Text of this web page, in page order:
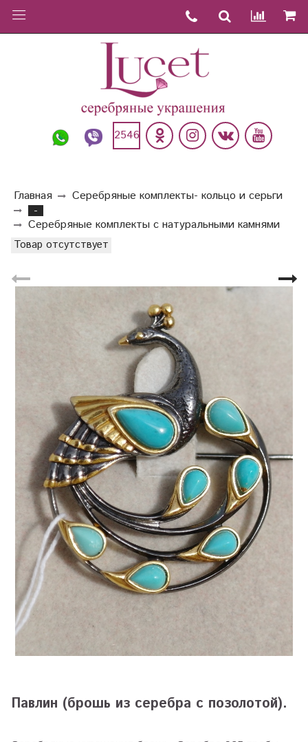
2546
Главная
Серебряные комплекты- кольцо и серьги
-
Серебряные комплекты с натуральными камнями
Товар отсутствует
Павлин (брошь из серебра с позолотой).